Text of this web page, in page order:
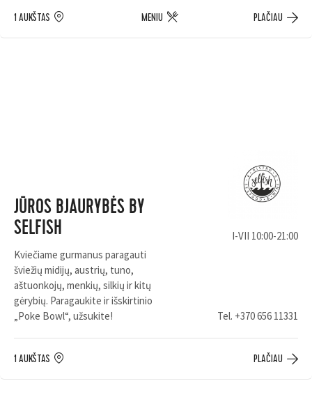
1 AUKŠTAS MENIU PLAČIAU
JŪROS BJAURYBĖS BY
SELFISH
Kviečiame gurmanus paragauti
šviežių midijų, austrių, tuno,
aštuonkojų, menkių, silkių ir kitų
gėrybių. Paragaukite ir išskirtinio
„Poke Bowl“, užsukite!
I-VII 10:00-21:00
Tel. +370 656 11331
1 AUKŠTAS PLAČIAU